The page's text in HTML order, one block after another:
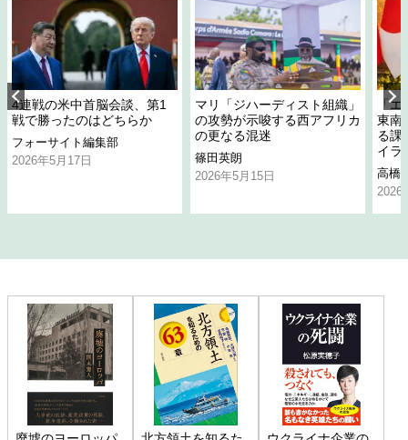
4連戦の米中首脳会談、第1
戦で勝ったのはどちらか
フォーサイト編集部
2026年5月17日
マリ「ジハーディスト組織」
の攻勢が示唆する西アフリカ
の更なる混迷
篠田英朗
2026年5月15日
「
東南
る課
イラ
高橋
2026